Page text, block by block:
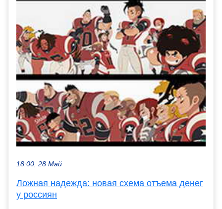
18:00, 28 Май
Ложная надежда: новая схема отъема денег
у россиян